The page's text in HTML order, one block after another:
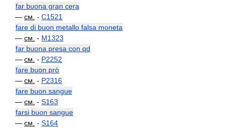
far buona gran cera
— см. - C1521
fare di buon metallo falsa moneta
— см. - M1323
far buona presa con qd
— см. - P2252
fare buon prò
— см. - P2316
fare buon sangue
— см. - S163
farsi buon sangue
— см. - S164